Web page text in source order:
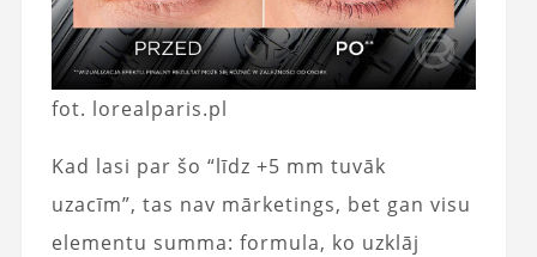
fot. lorealparis.pl
Kad lasi par šo “līdz +5 mm tuvāk
uzacīm”, tas nav mārketings, bet gan visu
elementu summa: formula, ko uzklāj